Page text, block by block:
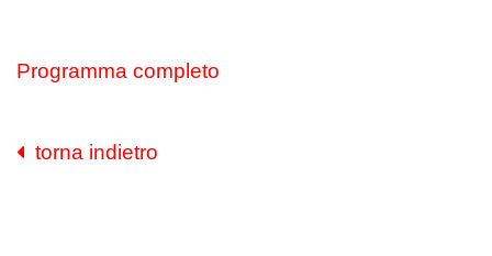
Programma completo
torna indietro